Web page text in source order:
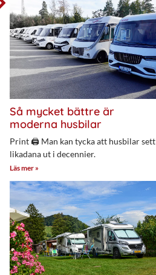
Så mycket bättre är
moderna husbilar
Print 🖨 Man kan tycka att husbilar sett
likadana ut i decennier.
Läs mer »